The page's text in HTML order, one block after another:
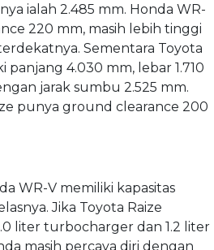
ialah 2.485 mm. Honda WR-
220 mm, masih lebih tinggi
Sementara Toyota
panjang 4.030 mm, lebar 1.710
jarak sumbu 2.525 mm.
punya ground clearance 200
WR-V memiliki kapasitas
Jika Toyota Raize
liter turbocharger dan 1.2 liter
masih percaya diri dengan